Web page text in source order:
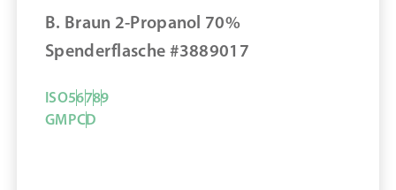
B. Braun 2-Propanol 70%
Spenderflasche #3889017
ISO56789
GMPCD